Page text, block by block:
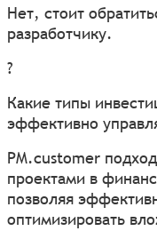
Нет, стоит
разработчику.
?
Какие типы
эффективно
PM.customer
проектами в
позволяя
оптимизировать